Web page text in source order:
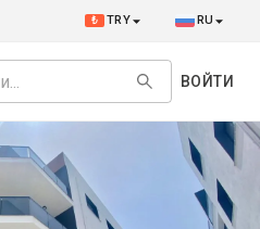
₺ TRY RU
ВОЙТИ